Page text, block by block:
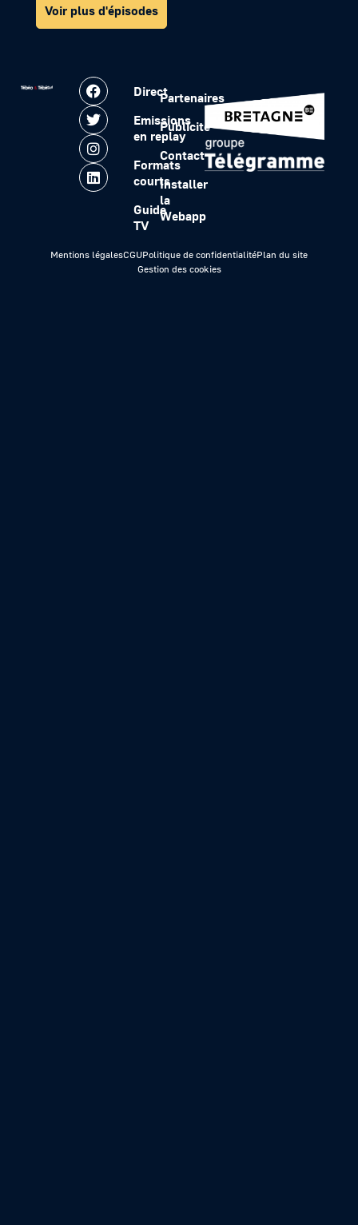
Voir plus d'épisodes
Direct
Emissions
en replay
Formats
courts
Guide
TV
Partenaires
Publicité
Contact
Installer
la
Webapp
Mentions légalesCGUPolitique de confidentialitéPlan du site
Gestion des cookies